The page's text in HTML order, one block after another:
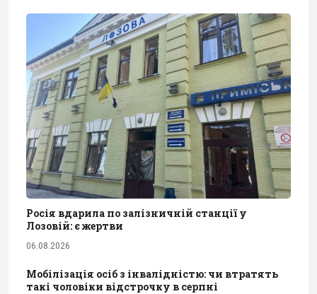
Росія вдарила по залізничній станції у
Лозовій: є жертви
06.08.2026
Мобілізація осіб з інвалідністю: чи втратять
такі чоловіки відстрочку в серпні